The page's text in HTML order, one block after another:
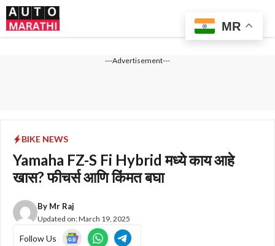
Skip
to
content
---Advertisement---
BIKE NEWS
Yamaha FZ-S Fi Hybrid मध्ये काय आहे
खास? फीचर्स आणि किंमत बघा
By Mr Raj
Updated on:March 19, 2025
Follow Us
MR